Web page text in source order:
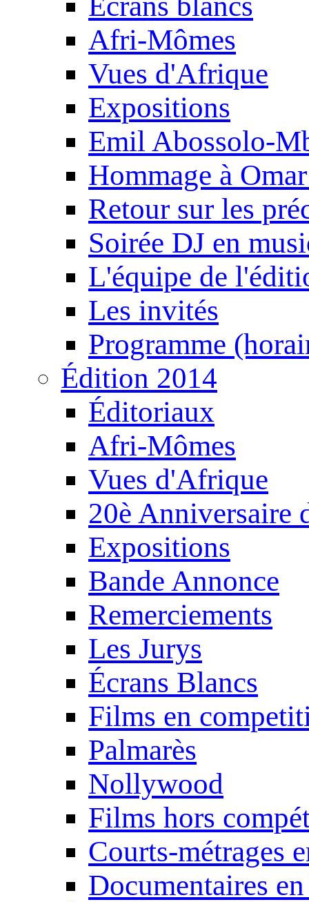
Afri-Mômes
Vues d'Afrique
Expositions
Emil Abossolo-
Hommage à
Retour sur les
Soirée DJ en
L'équipe de
Les invités
Programme
Édition 2014
Éditoriaux
Afri-Mômes
Vues d'Afrique
20è Anniversaire
Expositions
Bande Annonce
Remerciements
Les Jurys
Écrans Blancs
Films en
Palmarès
Nollywood
Films hors
Courts-métrages
Documentaires